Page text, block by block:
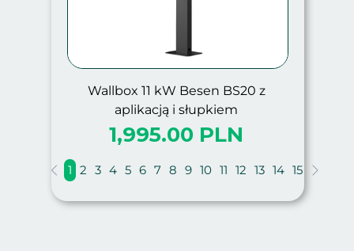
Wallbox 11 kW Besen BS20 z
aplikacją i słupkiem
1,995.00 PLN
1 2 3 4 5 6 7 8 9 10 11 12 13 14 15